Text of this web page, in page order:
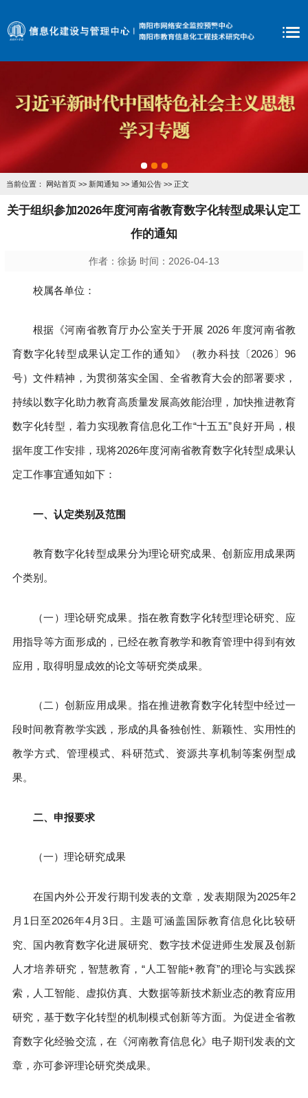
当前位置： 网站首页>> 新闻通知 >> 通知公告>> 正文
关于组织参加2026年度河南省教育数字化转型成果认定工
作的通知
作者：徐扬 时间：2026-04-13
校属各单位：
根据《河南省教育厅办公室关于开展 2026 年度河南省教
育数字化转型成果认定工作的通知》（教办科技〔2026〕96
号）文件精神，为贯彻落实全国、全省教育大会的部署要求，
持续以数字化助力教育高质量发展高效能治理，加快推进教育
数字化转型，着力实现教育信息化工作“十五五”良好开局，根
据年度工作安排，现将2026年度河南省教育数字化转型成果认
定工作事宜通知如下：
一、认定类别及范围
教育数字化转型成果分为理论研究成果、创新应用成果两
个类别。
（一）理论研究成果。指在教育数字化转型理论研究、应
用指导等方面形成的，已经在教育教学和教育管理中得到有效
应用，取得明显成效的论文等研究类成果。
（二）创新应用成果。指在推进教育数字化转型中经过一
段时间教育教学实践，形成的具备独创性、新颖性、实用性的
教学方式、管理模式、科研范式、资源共享机制等案例型成
果。
二、申报要求
（一）理论研究成果
在国内外公开发行期刊发表的文章，发表期限为2025年2
月1日至2026年4月3日。主题可涵盖国际教育信息化比较研
究、国内教育数字化进展研究、数字技术促进师生发展及创新
人才培养研究，智慧教育，“人工智能+教育”的理论与实践探
索，人工智能、虚拟仿真、大数据等新技术新业态的教育应用
研究，基于数字化转型的机制模式创新等方面。为促进全省教
育数字化经验交流，在《河南教育信息化》电子期刊发表的文
章，亦可参评理论研究类成果。